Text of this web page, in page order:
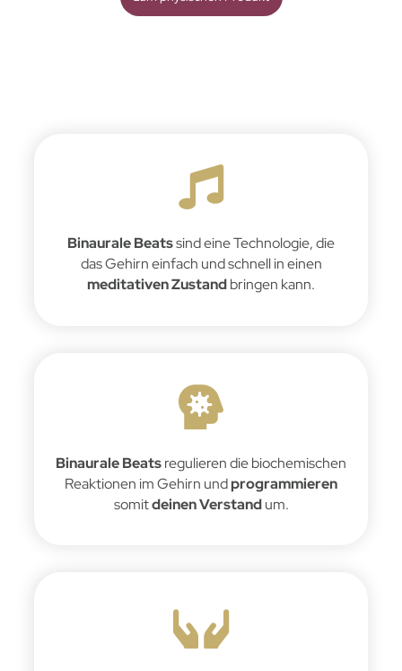
Binaurale Beatssind eine Technologie, die
das Gehirn einfach und schnell in einen
meditativen Zustandbringen kann.
Binaurale Beatsregulieren die biochemischen
Reaktionen im Gehirn undprogrammieren
somitdeinen Verstandum.